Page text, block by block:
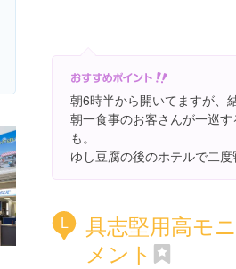
朝6時半から開いてますが、
朝一食事のお客さんが一巡
も。
ゆし豆腐の後のホテルで二
L
具志堅用高モ
メント